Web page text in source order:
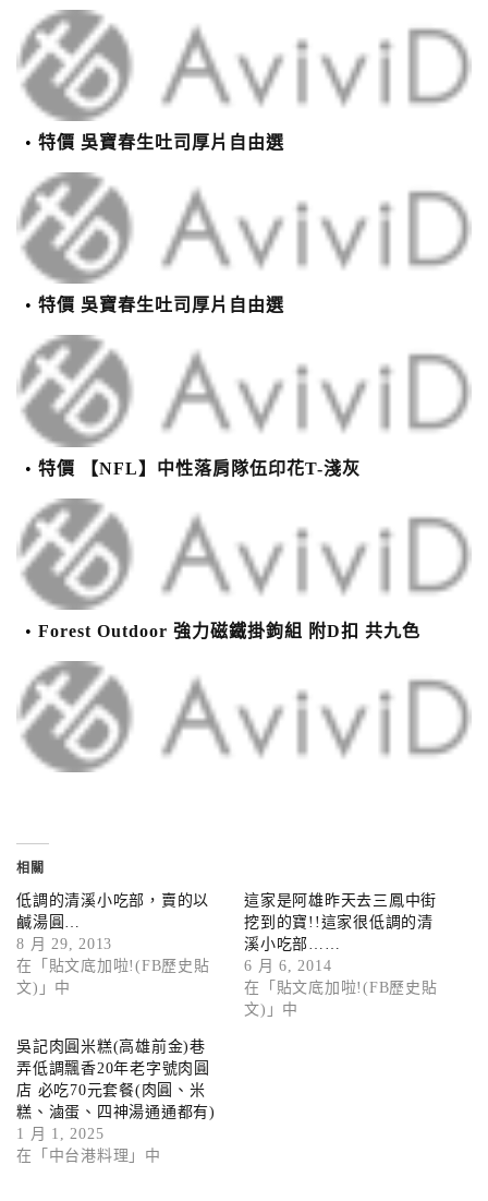
特價 吳寶春生吐司厚片自由選
特價 吳寶春生吐司厚片自由選
特價 【NFL】中性落肩隊伍印花T-淺灰
Forest Outdoor 強力磁鐵掛鉤組 附D扣 共九色
相關
低調的清溪小吃部，賣的以
鹹湯圓…
8 月 29, 2013
在「貼文底加啦!(FB歷史貼
文)」中
這家是阿雄昨天去三鳳中街
挖到的寶!!這家很低調的清
溪小吃部……
6 月 6, 2014
在「貼文底加啦!(FB歷史貼
文)」中
吳記肉圓米糕(高雄前金)巷
弄低調飄香20年老字號肉圓
店 必吃70元套餐(肉圓、米
糕、滷蛋、四神湯通通都有)
1 月 1, 2025
在「中台港料理」中